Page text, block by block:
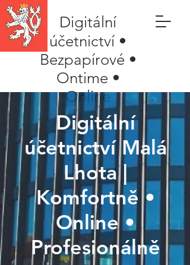
Digitální
účetnictví •
Bezpapírové •
Ontime •
Online
Digitální
účetnictví Malá
Lhota |
Komfortně •
Online •
Profesionálně